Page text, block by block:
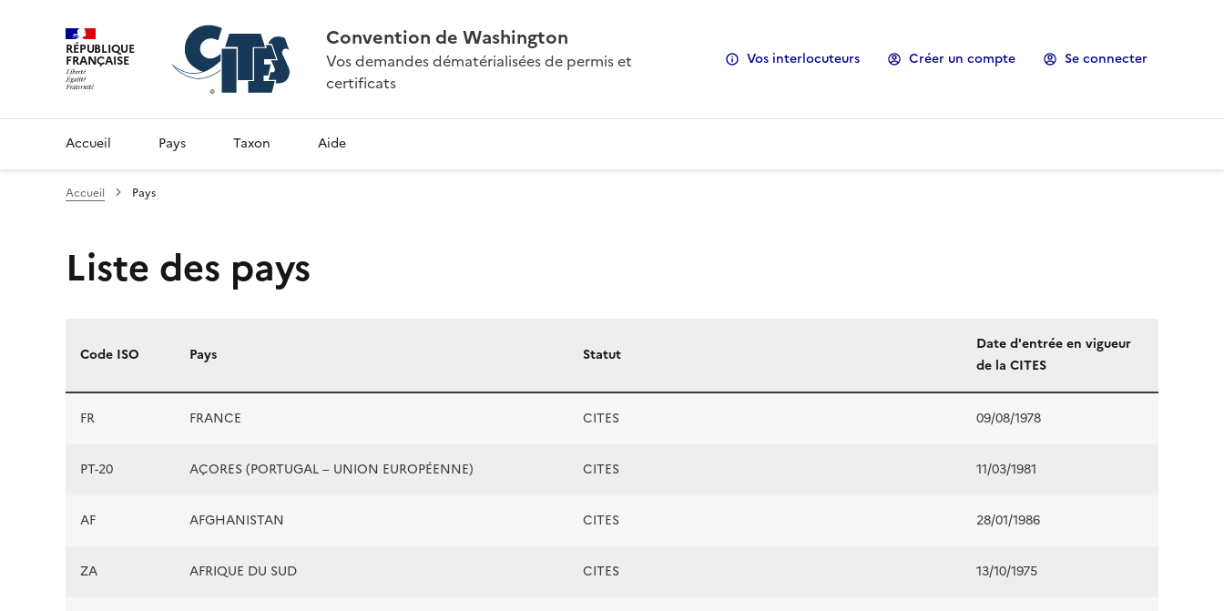
RÉPUBLIQUE
FRANÇAISE
Convention de Washington
Vos demandes dématérialisées de permis et
certificats
Vos interlocuteurs Créer un compte Se connecter
Accueil Pays Taxon Aide
Accueil Pays
Liste des pays
Liste des pays
Code ISO Pays Statut
Date d'entrée en vigueur
de la CITES
FR FRANCE CITES 09/08/1978
PT-20 AÇORES (PORTUGAL – UNION EUROPÉENNE) CITES 11/03/1981
AF AFGHANISTAN CITES 28/01/1986
ZA AFRIQUE DU SUD CITES 13/10/1975